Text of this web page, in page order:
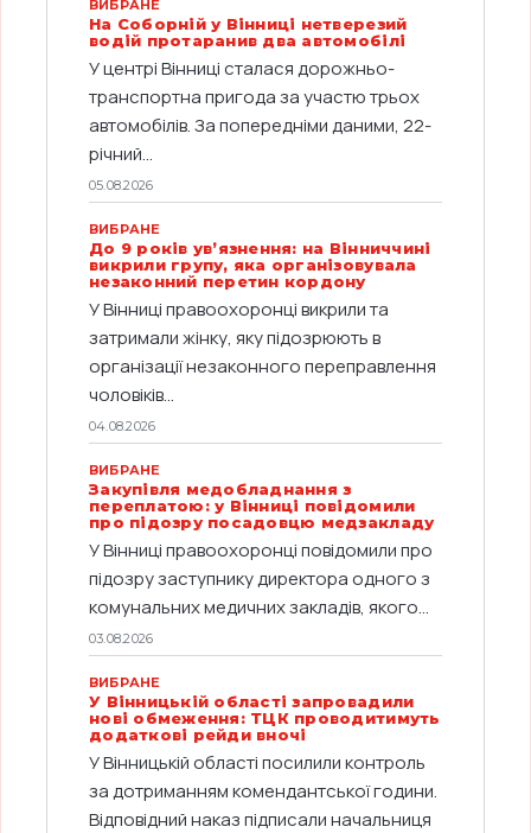
ВИБРАНЕ
На Соборній у Вінниці нетверезий
водій протаранив два автомобілі
У центрі Вінниці сталася дорожньо-
транспортна пригода за участю трьох
автомобілів. За попередніми даними, 22-
річний...
05.08.2026
ВИБРАНЕ
До 9 років ув’язнення: на Вінниччині
викрили групу, яка організовувала
незаконний перетин кордону
У Вінниці правоохоронці викрили та
затримали жінку, яку підозрюють в
організації незаконного переправлення
чоловіків...
04.08.2026
ВИБРАНЕ
Закупівля медобладнання з
переплатою: у Вінниці повідомили
про підозру посадовцю медзакладу
У Вінниці правоохоронці повідомили про
підозру заступнику директора одного з
комунальних медичних закладів, якого...
03.08.2026
ВИБРАНЕ
У Вінницькій області запровадили
нові обмеження: ТЦК проводитимуть
додаткові рейди вночі
У Вінницькій області посилили контроль
за дотриманням комендантської години.
Відповідний наказ підписали начальниця